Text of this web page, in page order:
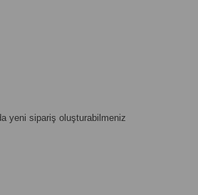
yeni sipariş oluşturabilmeniz